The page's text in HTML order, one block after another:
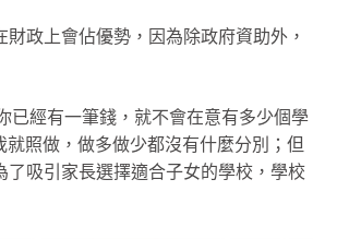
政上會佔優勢，因為除政府資助外，
已經有一筆錢，就不會在意有多少個學
照做，做多做少都沒有什麼分別；但
吸引家長選擇適合子女的學校，學校